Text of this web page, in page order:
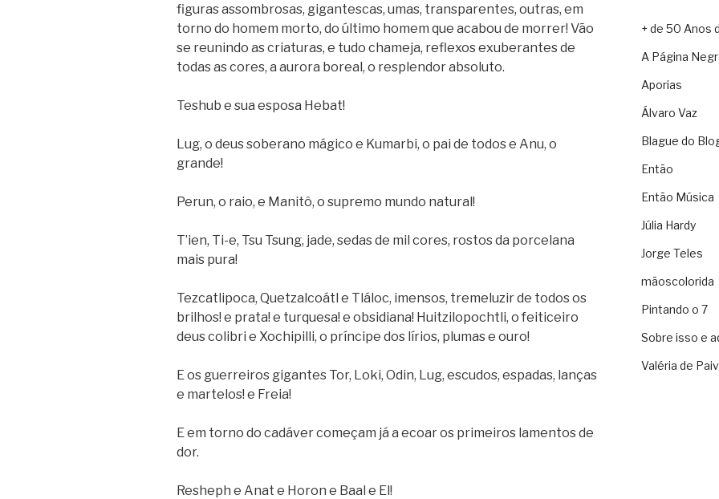
figuras assombrosas, gigantescas, umas, transparentes, outras, em
torno do homem morto, do último homem que acabou de morrer! Vão
se reunindo as criaturas, e tudo chameja, reflexos exuberantes de
todas as cores, a aurora boreal, o resplendor absoluto.
Teshub e sua esposa Hebat!
Lug, o deus soberano mágico e Kumarbi, o pai de todos e Anu, o
grande!
Perun, o raio, e Manitô, o supremo mundo natural!
T’ien, Ti-e, Tsu Tsung, jade, sedas de mil cores, rostos da porcelana
mais pura!
Tezcatlipoca, Quetzalcoátl e Tláloc, imensos, tremeluzir de todos os
brilhos! e prata! e turquesa! e obsidiana! Huitzilopochtli, o feiticeiro
deus colibri e Xochipilli, o príncipe dos lírios, plumas e ouro!
E os guerreiros gigantes Tor, Loki, Odin, Lug, escudos, espadas, lanças
e martelos! e Freia!
E em torno do cadáver começam já a ecoar os primeiros lamentos de
dor.
Resheph e Anat e Horon e Baal e El!
+ de 50 Anos
A Página
Aporias
Álvaro Vaz
Blague do
Então
Então Música
Júlia Hardy
Jorge Teles
mãoscolorida
Pintando o 7
Sobre isso e
Valéria de